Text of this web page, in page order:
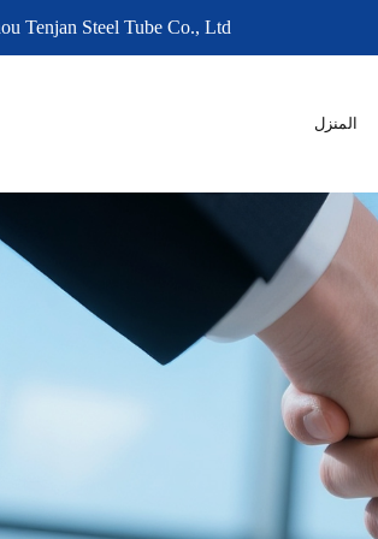
Tenjan Steel Tube Co., Ltd
المنزل